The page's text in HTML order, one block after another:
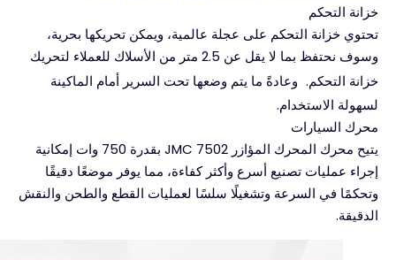
خزانة التحكم
تحتوي خزانة التحكم على عجلة عالمية، ويمكن تحريكها بحرية،
وسوف نحتفظ بما لا يقل عن 2.5 متر من الأسلاك للعملاء لتحريك
خزانة التحكم. وعادةً ما يتم وضعها تحت السرير أمام الماكينة
لسهولة الاستخدام.
محرك السيارات
يتيح محرك المحرك المؤازر JMC 7502 بقدرة 750 وات إمكانية
إجراء عمليات تصنيع أسرع وأكثر كفاءة، مما يوفر موضعًا دقيقًا
وتحكمًا في السرعة وتشغيلًا سلسًا لعمليات القطع والطحن والنقش
الدقيقة.